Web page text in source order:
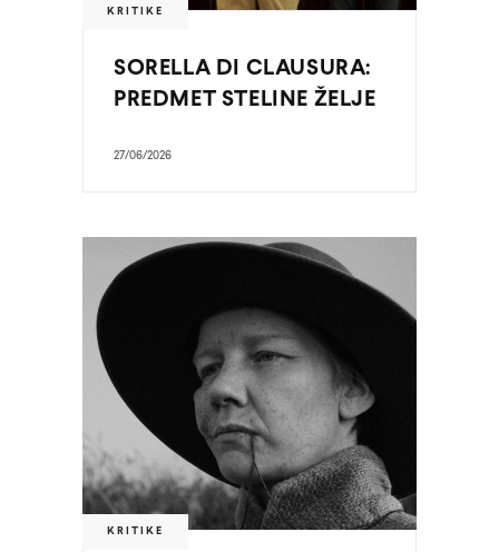
KRITIKE
SORELLA DI CLAUSURA:
PREDMET STELINE ŽELJE
27/06/2026
KRITIKE